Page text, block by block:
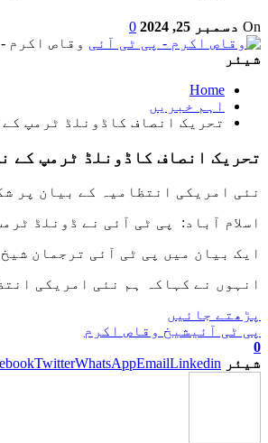
On دسمبر 25, 2024
0
وقاص اکرم
شیئر
Home
اہم خبریں
تحریک انصاف کاڈونلڈ ٹرمپ
تحریک انصاف کاڈونلڈ ٹرمپ کے
نئی امریکی انتظامیہ کے بیان پر
اسلام آباد: پی ٹی آئی نے ڈونلڈ
ایک بیان میں پی ٹی آئی ترجمان
انہوں نے کہاکہ ہم نئی امریکی
پڑھتے جائیں
پی ٹی آئی شیخ وقاص اکرم
0
شیئر
TwitterWhatsAppEmailLinkedin